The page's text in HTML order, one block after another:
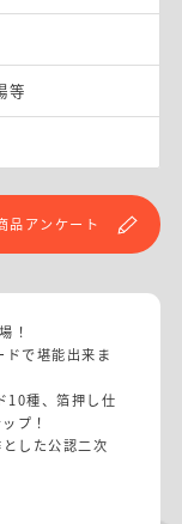
等
品アンケート
！
ドで堪能出来ま
10種、箔押し仕
プ！
した公認二次